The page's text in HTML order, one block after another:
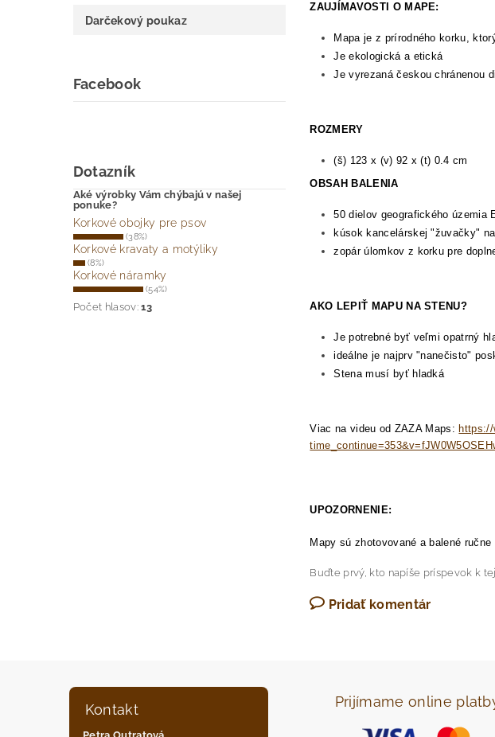
Darčekový poukaz
Facebook
Dotazník
Aké výrobky Vám chýbajú v našej
ponuke?
Korkové obojky pre psov
(38%)
Korkové kravaty a motýliky
(8%)
Korkové náramky
(54%)
Počet hlasov:13
ZAUJÍMAVOSTI O MAPE:
Mapa je z prírodného korku,
Je ekologická a etická
Je vyrezaná českou chránenou
ROZMERY
(š) 123 x (v) 92 x (t) 0.4 cm
OBSAH BALENIA
50 dielov geografického územia
kúsok kancelárskej "žuvačky"
zopár úlomkov z korku pre
AKO LEPIŤ MAPU NA STENU?
Je potrebné byť veľmi opatrný
ideálne je najprv "nanečisto"
Stena musí byť hladká
Viac na videu od ZAZA Maps: https://
UPOZORNENIE:
Mapy sú zhotovované a balené
Buďte prvý, kto napíše príspevok k
Pridať komentár
Kontakt Prijímame online